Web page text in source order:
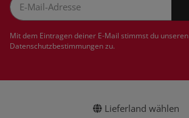
Mit dem Eintragen deiner E-Mail stimmst du unseren
Datenschutzbestimmungenzu.
Lieferland wählen